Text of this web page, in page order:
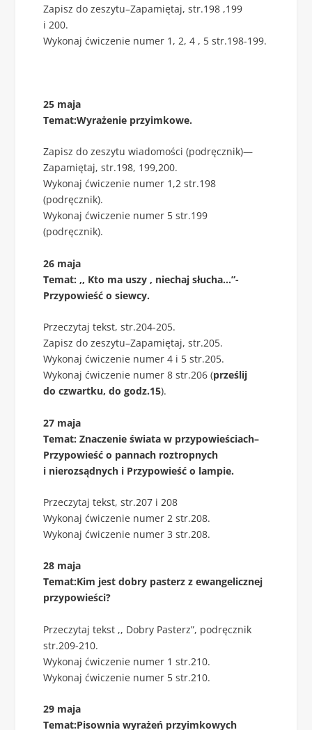
Zapisz do zeszytu–Zapamiętaj, str.198 ,199
i 200.
Wykonaj ćwiczenie numer 1, 2, 4 , 5 str.198-199.
25 maja
Temat:Wyrażenie przyimkowe.
Zapisz do zeszytu wiadomości (podręcznik)—
Zapamiętaj, str.198, 199,200.
Wykonaj ćwiczenie numer 1,2 str.198
(podręcznik).
Wykonaj ćwiczenie numer 5 str.199
(podręcznik).
26 maja
Temat: ,, Kto ma uszy , niechaj słucha…”-
Przypowieść o siewcy.
Przeczytaj tekst, str.204-205.
Zapisz do zeszytu–Zapamiętaj, str.205.
Wykonaj ćwiczenie numer 4 i 5 str.205.
Wykonaj ćwiczenie numer 8 str.206 (prześlij
do czwartku, do godz.15).
27 maja
Temat: Znaczenie świata w przypowieściach–
Przypowieść o pannach roztropnych
i nierozsądnych i Przypowieść o lampie.
Przeczytaj tekst, str.207 i 208
Wykonaj ćwiczenie numer 2 str.208.
Wykonaj ćwiczenie numer 3 str.208.
28 maja
Temat:Kim jest dobry pasterz z ewangelicznej
przypowieści?
Przeczytaj tekst ,, Dobry Pasterz”, podręcznik
str.209-210.
Wykonaj ćwiczenie numer 1 str.210.
Wykonaj ćwiczenie numer 5 str.210.
29 maja
Temat:Pisownia wyrażeń przyimkowych